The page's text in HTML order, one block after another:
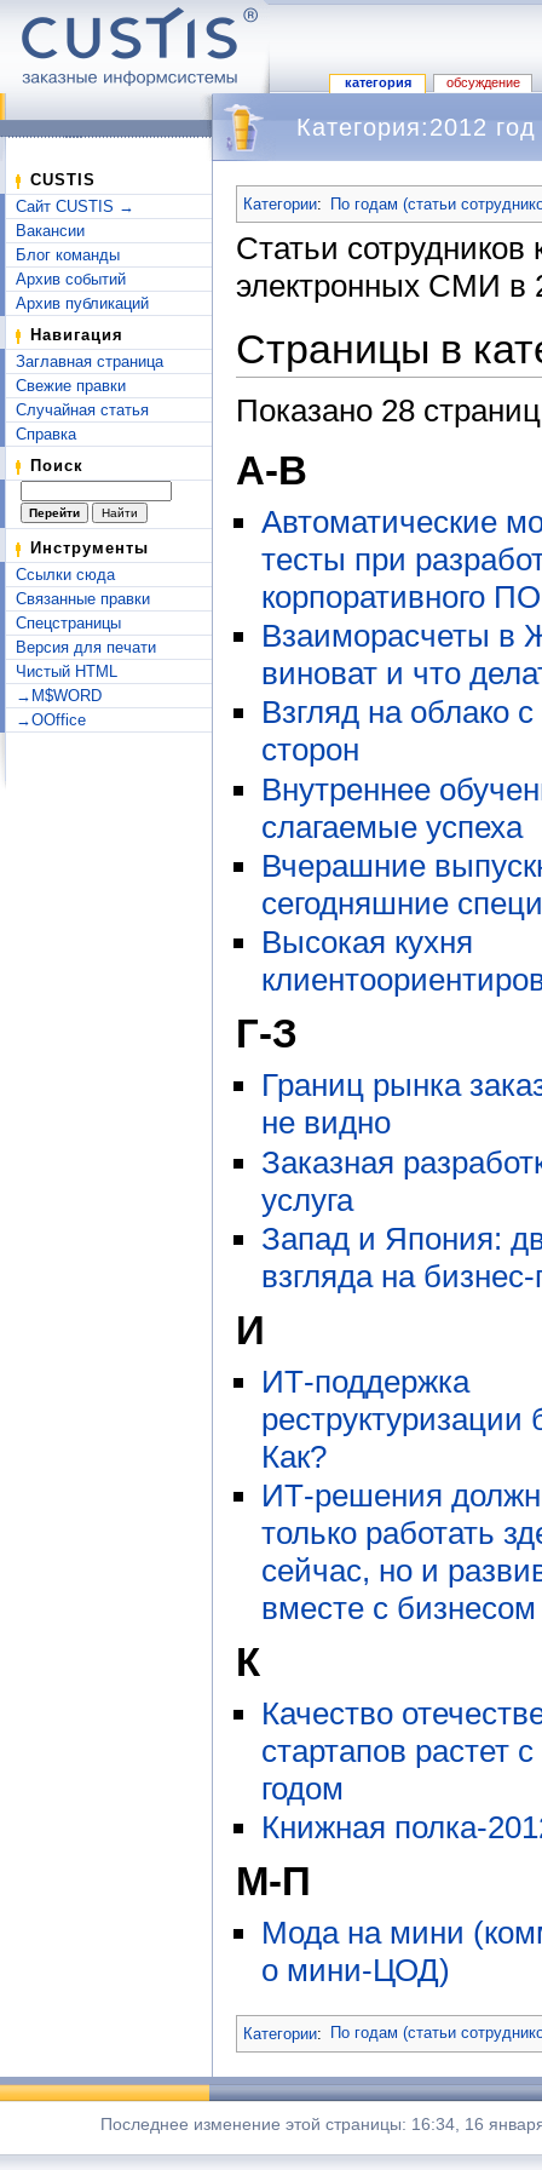
категория обсуждение
CUSTIS
Сайт CUSTIS →
Вакансии
Блог команды
Архив событий
Архив публикаций
Навигация
Заглавная страница
Свежие правки
Случайная статья
Справка
Поиск
Инструменты
Ссылки сюда
Связанные правки
Спецстраницы
Версия для печати
Чистый HTML
→M$WORD
→OOffice
Категория:2012
Категории: По годам (статьи
Статьи
электронных СМИ в
Страницы в
Показано 28
А-В
Автоматические
тесты при
корпоративного ПО
Взаиморасчеты в
виноват и что
Взгляд на облако
сторон
Внутреннее
слагаемые успеха
Вчерашние
сегодняшние
Высокая кухня
Г-З
Границ рынка
не видно
Заказная
услуга
Запад и Япония:
взгляда на
И
ИТ-поддержка
реструктуризации
Как?
ИТ-решения
только работать
сейчас, но и
вместе с бизнесом
К
Качество
стартапов растет
годом
Книжная полка-
М-П
Мода на мини
о мини-ЦОД)
Категории: По годам (статьи
Последнее изменение этой страницы: 16:34, 16